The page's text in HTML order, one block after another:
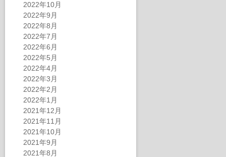
2022年10月
2022年9月
2022年8月
2022年7月
2022年6月
2022年5月
2022年4月
2022年3月
2022年2月
2022年1月
2021年12月
2021年11月
2021年10月
2021年9月
2021年8月